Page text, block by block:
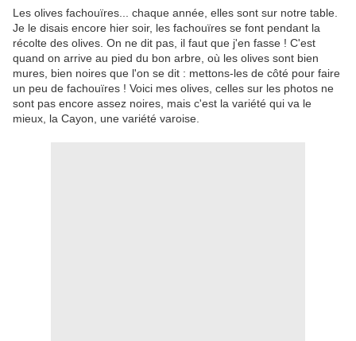
Les olives fachouïres... chaque année, elles sont sur notre table.
Je le disais encore hier soir, les fachouïres se font pendant la
récolte des olives. On ne dit pas, il faut que j'en fasse ! C'est
quand on arrive au pied du bon arbre, où les olives sont bien
mures, bien noires que l'on se dit : mettons-les de côté pour faire
un peu de fachouïres ! Voici mes olives, celles sur les photos ne
sont pas encore assez noires, mais c'est la variété qui va le
mieux, la Cayon, une variété varoise.